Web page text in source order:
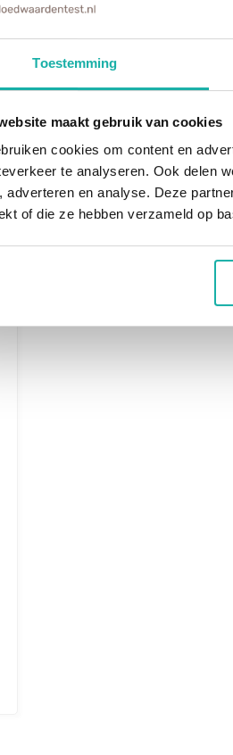
Toestemming
maakt gebruik van cookies
cookies om content en
te analyseren. Ook delen
adverteren en analyse. Deze
of die ze hebben verzameld op